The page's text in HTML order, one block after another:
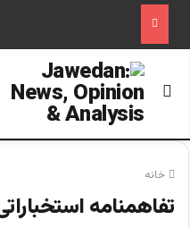
جستجو برای
خانه
تفاهمنامه